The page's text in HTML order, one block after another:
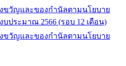
ขวัญและของกำนัลตามนโยบาย
บประมาณ 2566 (รอบ 12 เดือน)
ขวัญและของกำนัลตามนโยบาย